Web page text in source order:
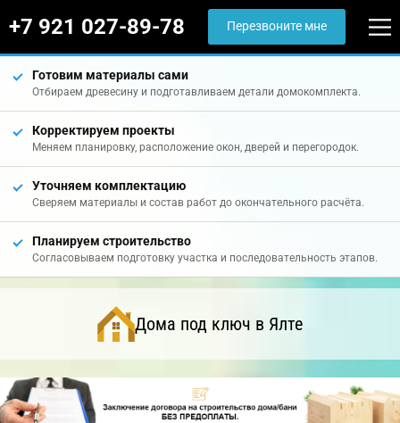
+7 921 027-89-78 Перезвоните мне
Готовим материалы сами
Отбираем древесину и подготавливаем детали домокомплекта.
Корректируем проекты
Меняем планировку, расположение окон, дверей и перегородок.
Уточняем комплектацию
Сверяем материалы и состав работ до окончательного расчёта.
Планируем строительство
Согласовываем подготовку участка и последовательность этапов.
Дома под ключ в Ялте